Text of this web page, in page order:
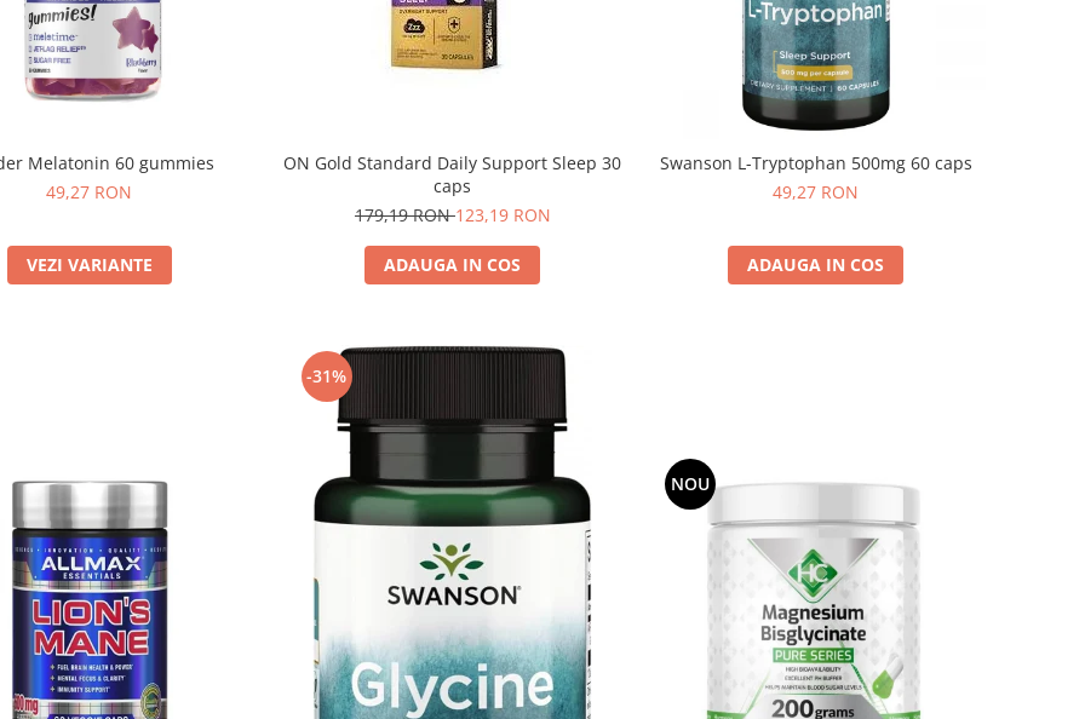
Melatonin 60 gummies
49,27 RON
VEZI VARIANTE
ON Gold Standard Daily Support Sleep 30
caps
179,19 RON123,19 RON
ADAUGA IN COS
Swanson L-Tryptophan 500mg 60 caps
49,27 RON
ADAUGA IN COS
-31%
NOU